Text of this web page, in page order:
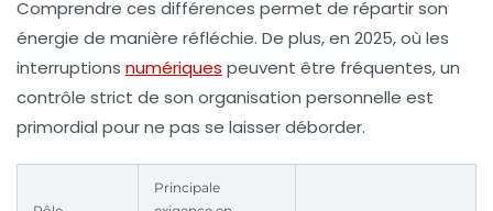
Comprendre ces différences permet de répartir son
énergie de manière réfléchie. De plus, en 2025, où les
interruptions numériques peuvent être fréquentes, un
contrôle strict de son organisation personnelle est
primordial pour ne pas se laisser déborder.
Principale